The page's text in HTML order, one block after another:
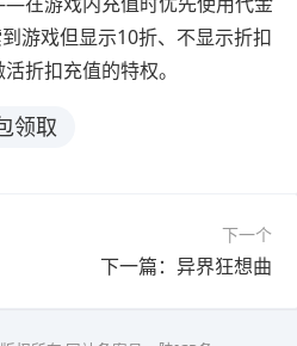
游戏但显示10折、不显示折扣
折扣充值的特权。
领取
下一个
下一篇：异界狂想曲